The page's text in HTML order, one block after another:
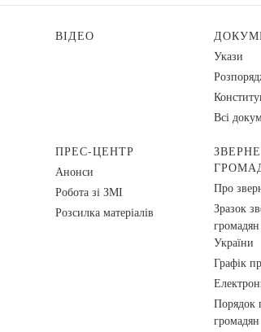
ВІДЕО
Укази
Всі
ПРЕС-ЦЕНТР
Анонси
Робота зі ЗМІ
Розсилка матеріалів
Про
Зразок
України
Графік
Порядок
громадян